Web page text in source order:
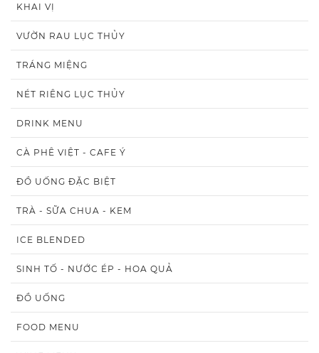
KHAI VỊ
VƯỜN RAU LỤC THỦY
TRÁNG MIỆNG
NÉT RIÊNG LỤC THỦY
DRINK MENU
CÀ PHÊ VIỆT - CAFE Ý
ĐỒ UỐNG ĐẶC BIỆT
TRÀ - SỮA CHUA - KEM
ICE BLENDED
SINH TỐ - NƯỚC ÉP - HOA QUẢ
ĐỒ UỐNG
FOOD MENU